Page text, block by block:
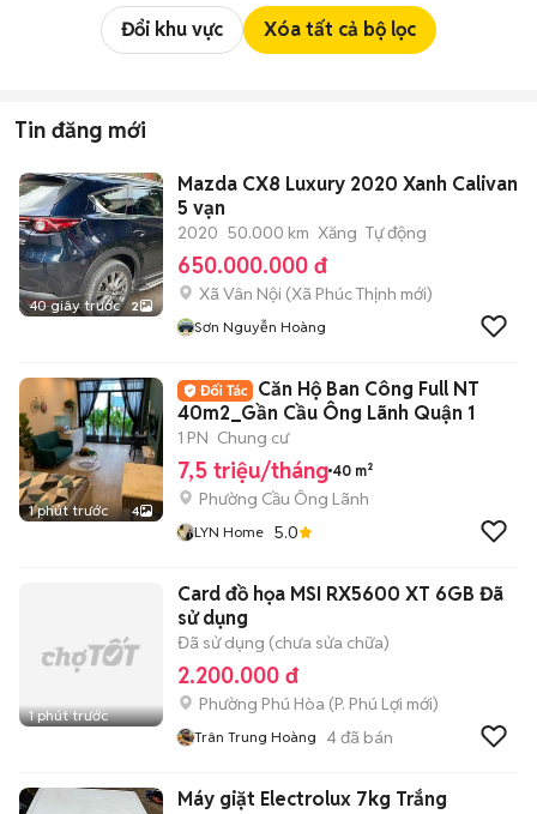
Đổi khu vực Xóa tất cả bộ lọc
Tin đăng mới
40 giây trước 2
Mazda CX8 Luxury 2020 Xanh Calivan
5 vạn
2020 50.000 km Xăng Tự động
650.000.000 đ
Xã Vân Nội (Xã Phúc Thịnh mới)
Sơn Nguyễn Hoàng
1 phút trước 4
Căn Hộ Ban Công Full NT
40m2_Gần Cầu Ông Lãnh Quận 1
1 PN Chung cư
7,5 triệu/tháng 40 m²
Phường Cầu Ông Lãnh
LYN Home 5.0
1 phút trước
Card đồ họa MSI RX5600 XT 6GB Đã
sử dụng
Đã sử dụng (chưa sửa chữa)
2.200.000 đ
Phường Phú Hòa (P. Phú Lợi mới)
Trân Trung Hoàng 4đã bán
Máy giặt Electrolux 7kg Trắng